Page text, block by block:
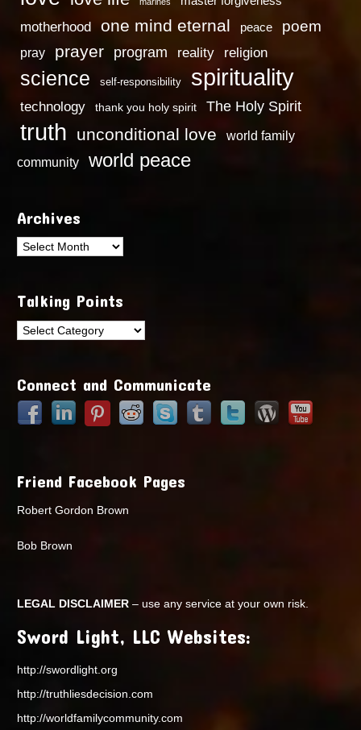
motherhood one mind eternal peace poem
pray prayer program reality religion
science self-responsibility spirituality
technology thank you holy spirit The Holy Spirit
truth unconditional love
world family
community
world peace
Archives
Archives
Talking Points
Talking
Connect and Communicate
Friend Facebook Pages
Robert Gordon Brown
Bob Brown
LEGAL DISCLAIMER – use any service at your own risk.
Sword Light, LLC Websites:
http://swordlight.org
http://truthliesdecision.com
http://worldfamilycommunity.com